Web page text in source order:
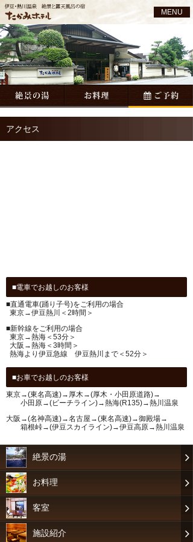
MENU
アクセス
電車でお越しのお客様
■直通電車(踊り子号)をご利用の場合
東京→伊豆熱川＜2時間＞
■新幹線をご利用の場合
東京→熱海＜53分＞
大阪→熱海＜3時間＞
熱海より伊豆急線 伊豆熱川まで＜52分＞
お車でお越しのお客様
東京→(東名高速)→厚木→(厚木・小田原道路)→
小田原→(ビーチライン)→熱海(R135)→熱川温泉
大阪→(名神高速)→名古屋→(東名高速)→御殿場→
箱根峠→(伊豆スカイライン)→伊豆高原→熱川温泉
絶景の湯
お料理
客室
施設紹介